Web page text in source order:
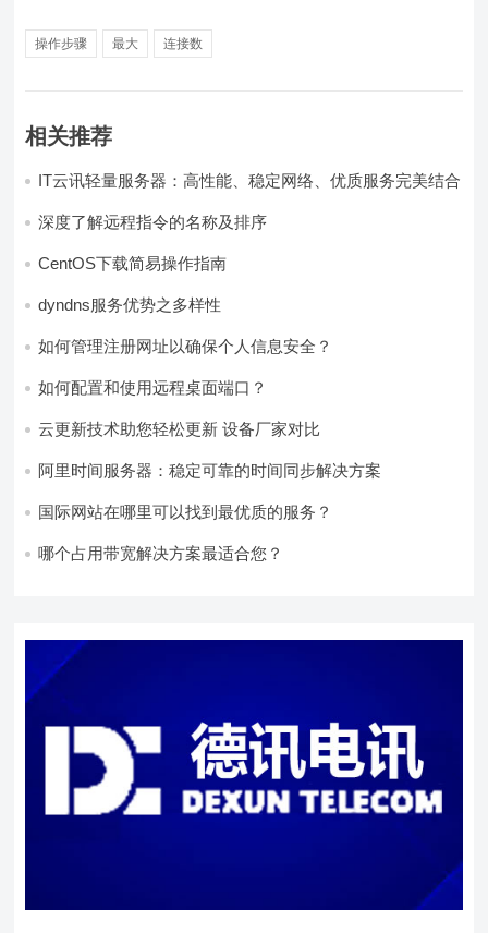
操作步骤 最大 连接数
相关推荐
IT云讯轻量服务器：高性能、稳定网络、优质服务完美结合
深度了解远程指令的名称及排序
CentOS下载简易操作指南
dyndns服务优势之多样性
如何管理注册网址以确保个人信息安全？
如何配置和使用远程桌面端口？
云更新技术助您轻松更新 设备厂家对比
阿里时间服务器：稳定可靠的时间同步解决方案
国际网站在哪里可以找到最优质的服务？
哪个占用带宽解决方案最适合您？